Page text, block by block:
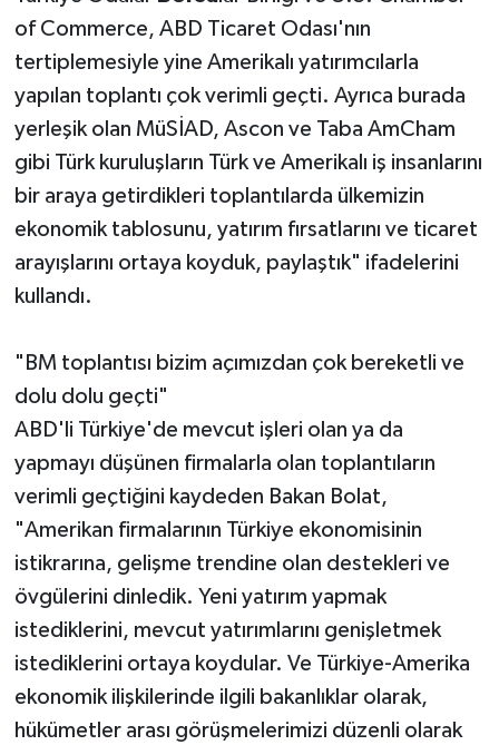
of Commerce, ABD Ticaret Odası'nın
tertiplemesiyle yine Amerikalı yatırımcılarla
yapılan toplantı çok verimli geçti. Ayrıca burada
yerleşik olan MüSİAD, Ascon ve Taba AmCham
gibi Türk kuruluşların Türk ve Amerikalı iş insanlarını
bir araya getirdikleri toplantılarda ülkemizin
ekonomik tablosunu, yatırım fırsatlarını ve ticaret
arayışlarını ortaya koyduk, paylaştık" ifadelerini
kullandı.
"BM toplantısı bizim açımızdan çok bereketli ve
dolu dolu geçti"
ABD'li Türkiye'de mevcut işleri olan ya da
yapmayı düşünen firmalarla olan toplantıların
verimli geçtiğini kaydeden Bakan Bolat,
"Amerikan firmalarının Türkiye ekonomisinin
istikrarına, gelişme trendine olan destekleri ve
övgülerini dinledik. Yeni yatırım yapmak
istediklerini, mevcut yatırımlarını genişletmek
istediklerini ortaya koydular. Ve Türkiye-Amerika
ekonomik ilişkilerinde ilgili bakanlıklar olarak,
hükümetler arası görüşmelerimizi düzenli olarak